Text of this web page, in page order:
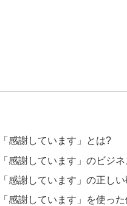
「感謝しています」とは?
「感謝しています」のビジ
「感謝しています」の正し
「感謝しています」を使っ